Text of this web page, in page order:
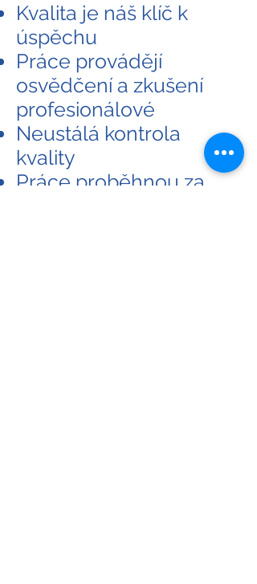
Kvalita je náš klíč k
úspěchu
Práce provádějí
osvědčení a zkušení
profesionálové
Neustálá kontrola
kvality
Práce proběhnou za